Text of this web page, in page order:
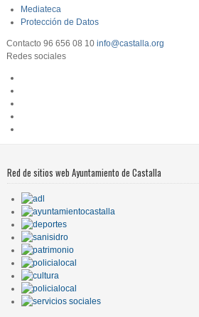
Mediateca
Protección de Datos
Contacto 96 656 08 10 info@castalla.org
Redes sociales
Red de sitios web Ayuntamiento de Castalla